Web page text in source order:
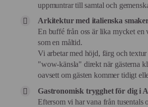
uppmuntrar till samtal och
Arkitektur med italienska
En buffé från oss är lika mycket en
som en måltid.
Vi arbetar med höjd, färg och textur
"wow-känsla" direkt när gästerna
oavsett om gästen kommer tidigt
Gastronomisk trygghet för dig i
Eftersom vi har vana från tusentals